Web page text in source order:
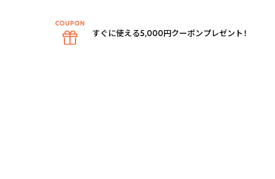
すぐに使える5,000円クーポンプレゼント！